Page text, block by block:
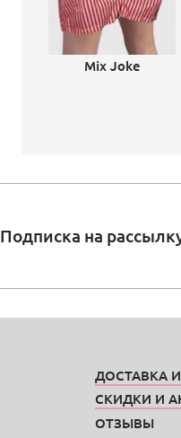
Mix Joke
Подписка на
ДОСТАВКА
СКИДКИ И
ОТЗЫВЫ